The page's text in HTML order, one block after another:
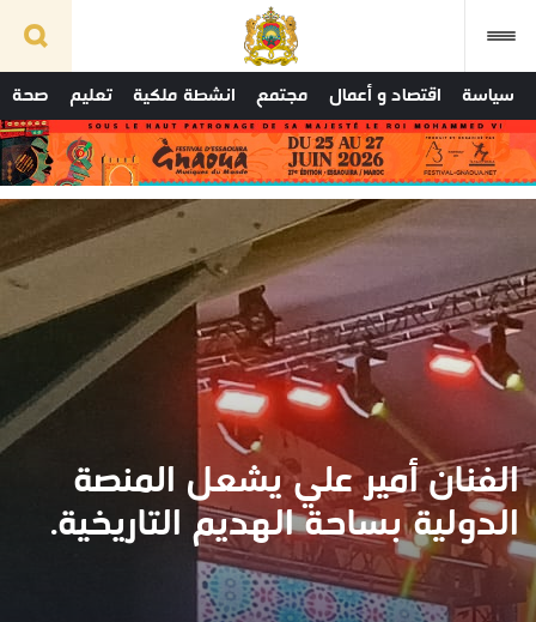
سياسة اقتصاد و أعمال مجتمع انشطة ملكية تعليم صحة
الفنان أمير علي يشعل المنصة
الدولية بساحة الهديم التاريخية.